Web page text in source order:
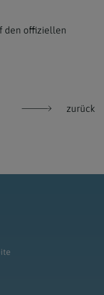
den offiziellen
zurück